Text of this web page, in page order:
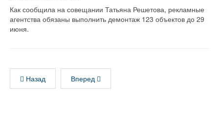
Как сообщила на совещании Татьяна Решетова, рекламные
агентства обязаны выполнить демонтаж 123 объектов до 29
июня.
Назад Вперед